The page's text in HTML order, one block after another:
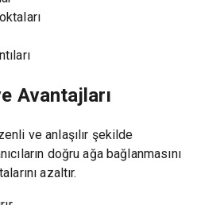
Avantajları
ve anlaşılır şekilde
doğru ağa bağlanmasını
azaltır.